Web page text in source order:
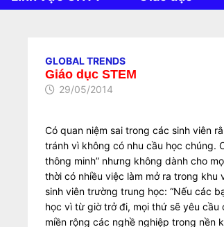
GLOBAL TRENDS
Giáo dục STEM
29/05/2014
Có quan niệm sai trong các sinh viên
tránh vì không có nhu cầu học chúng.
thông minh” nhưng không dành cho
thời có nhiều việc làm mở ra trong
sinh viên trường trung học: “Nếu các
học vì từ giờ trở đi, mọi thứ sẽ yêu
miền rộng các nghề nghiệp trong nền